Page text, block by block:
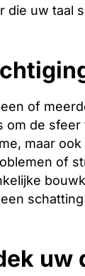
die uw taal
of
om de
maar
of
uw